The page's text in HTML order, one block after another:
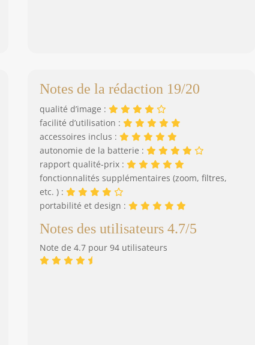
Notes de la rédaction 19/20
qualité d’image :
facilité d’utilisation :
accessoires inclus :
autonomie de la batterie :
rapport qualité-prix :
fonctionnalités supplémentaires (zoom, filtres,
etc. ) :
portabilité et design :
Notes des utilisateurs 4.7/5
Note de 4.7 pour 94 utilisateurs